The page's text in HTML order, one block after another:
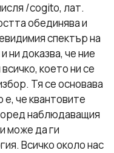
/cogito, лат.
обединява и
спектър на
ни доказва, че ние
което ни се
Тя се основава
е, че квантовите
наблюдаващия
може да ги
Всичко около нас